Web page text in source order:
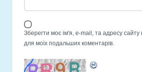
Зберегти моє ім'я, e-mail, та адресу сайту
для моїх подальших коментарів.